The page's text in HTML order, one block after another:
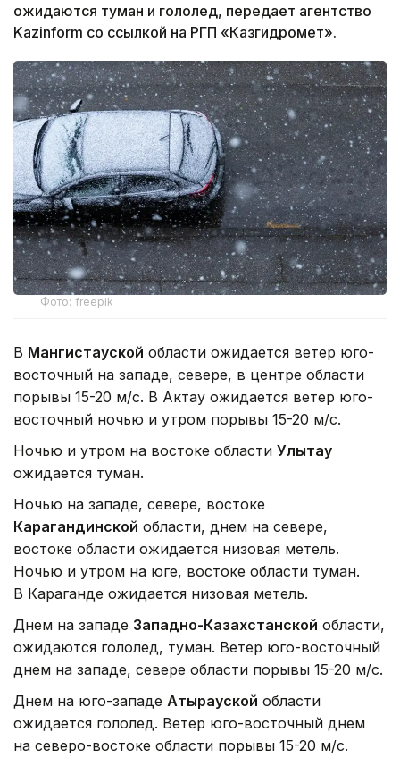
ожидаются туман и гололед, передает агентство
Kazinform со ссылкой на РГП «Казгидромет».
Фото: freepik
В Мангистауской области ожидается ветер юго-
восточный на западе, севере, в центре области
порывы 15-20 м/с. В Актау ожидается ветер юго-
восточный ночью и утром порывы 15-20 м/с.
Ночью и утром на востоке области Улытау
ожидается туман.
Ночью на западе, севере, востоке
Карагандинской области, днем на севере,
востоке области ожидается низовая метель.
Ночью и утром на юге, востоке области туман.
В Караганде ожидается низовая метель.
Днем на западе Западно-Казахстанской области,
ожидаются гололед, туман. Ветер юго-восточный
днем на западе, севере области порывы 15-20 м/с.
Днем на юго-западе Атырауской области
ожидается гололед. Ветер юго-восточный днем
на северо-востоке области порывы 15-20 м/с.